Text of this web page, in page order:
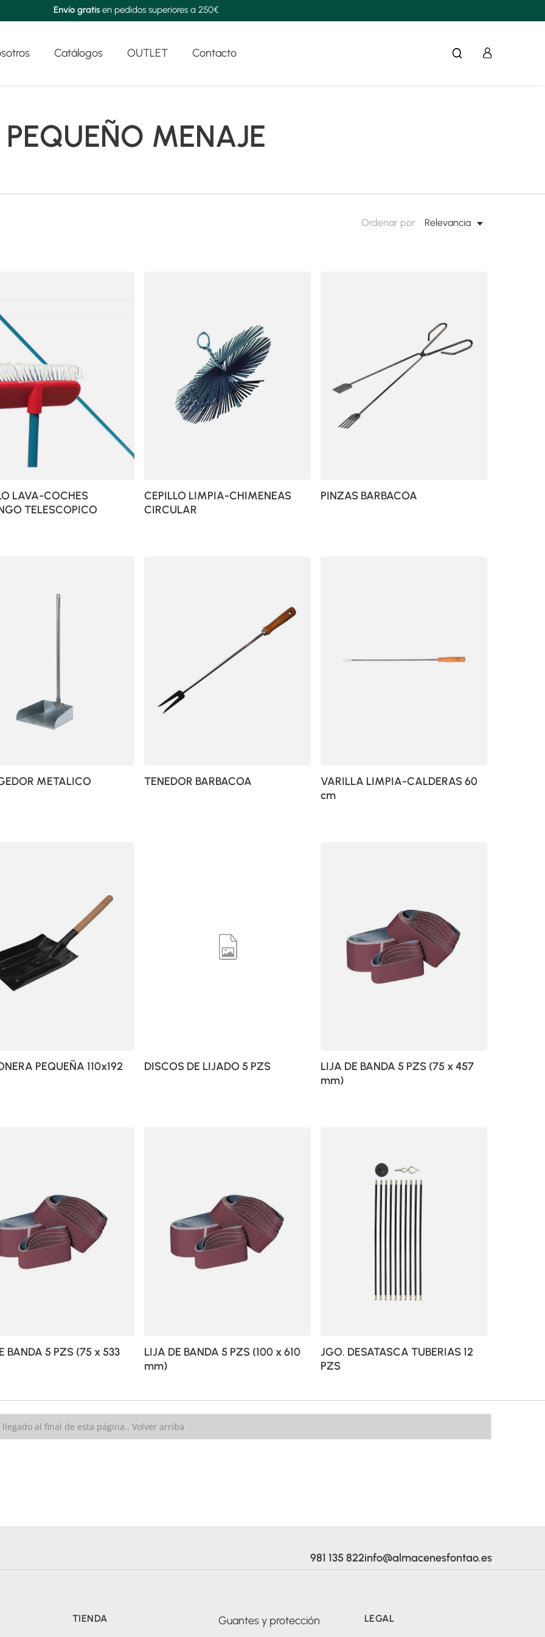
Envío gratis en pedidos superiores a 250€
Catálogos OUTLET Contacto
PEQUEÑO MENAJE
Ordenar por Relevancia
LAVA-COCHES
TELESCOPICO
CEPILLO LIMPIA-CHIMENEAS
CIRCULAR
PINZAS BARBACOA
METALICO TENEDOR BARBACOA
VARILLA LIMPIA-CALDERAS 60
cm
PEQUEÑA 110x192 DISCOS DE LIJADO 5 PZS
LIJA DE BANDA 5 PZS (75 x 457
mm)
BANDA 5 PZS (75 x 533
LIJA DE BANDA 5 PZS (100 x 610
mm)
JGO. DESATASCA TUBERIAS 12
PZS
llegado al final de esta página.. Volver arriba
981 135 822info@almacenesfontao.es
TIENDA Guantes y protección LEGAL